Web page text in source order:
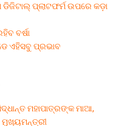
ପ୍ଲାଟଫର୍ମ ଉପରେ କଡ଼ା
ବର୍ଷା
ଏହିସବୁ ପ୍ରଭାବ
ମହାପାତ୍ରଙ୍କ ମାଆ,
ମୁଖ୍ୟମନ୍ତ୍ରୀ